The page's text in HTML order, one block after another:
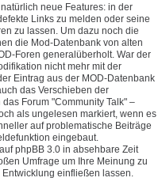
neue Features: in der
Links zu melden oder seine
zu lassen. Um dazu noch die
die Mod-Datenbank von alten
Foren generalüberholt. War der
nicht mehr mit der
Eintrag aus der MOD-Datenbank
das Verschieben der
Forum "Community Talk" –
als ungelesen markiert, wenn es
auf problematische Beiträge
eingebaut.
phpBB 3.0 in absehbare Zeit
Umfrage um Ihre Meinung zu
einfließen lassen.